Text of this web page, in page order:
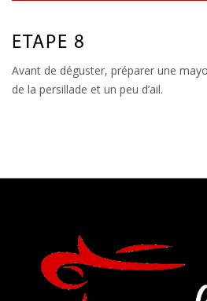
ETAPE 8
Avant de déguster, préparer une
de la persillade et un peu d’ail.